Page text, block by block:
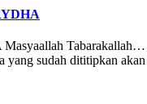
sudah dititipkan akan